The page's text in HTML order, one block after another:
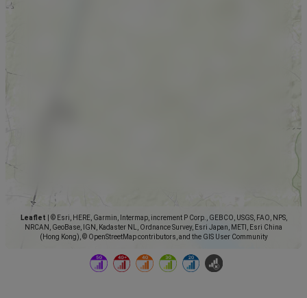
Leaflet
© Esri, HERE, Garmin, Intermap, increment P Corp., GEBCO, USGS, FAO, NPS,
NRCAN, GeoBase, IGN, Kadaster NL, Ordnance Survey, Esri Japan, METI, Esri China
(Hong Kong), © OpenStreetMap contributors, and the GIS User Community